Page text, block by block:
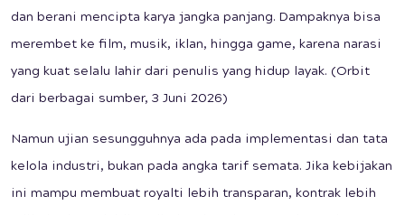
dan berani mencipta karya jangka panjang. Dampaknya bisa
merembet ke film, musik, iklan, hingga game, karena narasi
yang kuat selalu lahir dari penulis yang hidup layak. (Orbit
dari berbagai sumber, 3 Juni 2026)
Namun ujian sesungguhnya ada pada implementasi dan tata
kelola industri, bukan pada angka tarif semata. Jika kebijakan
ini mampu membuat royalti lebih transparan, kontrak lebih